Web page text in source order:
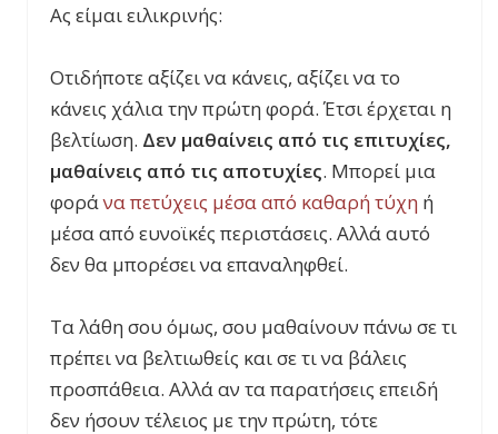
Ας είμαι ειλικρινής:
Οτιδήποτε αξίζει να κάνεις, αξίζει να το
κάνεις χάλια την πρώτη φορά. Έτσι έρχεται η
βελτίωση. Δεν μαθαίνεις από τις επιτυχίες,
μαθαίνεις από τις αποτυχίες. Μπορεί μια
φοράνα πετύχεις μέσα από καθαρή τύχη ή
μέσα από ευνοϊκές περιστάσεις. Αλλά αυτό
δεν θα μπορέσει να επαναληφθεί.
Τα λάθη σου όμως, σου μαθαίνουν πάνω σε τι
πρέπει να βελτιωθείς και σε τι να βάλεις
προσπάθεια. Αλλά αν τα παρατήσεις επειδή
δεν ήσουν τέλειος με την πρώτη, τότε